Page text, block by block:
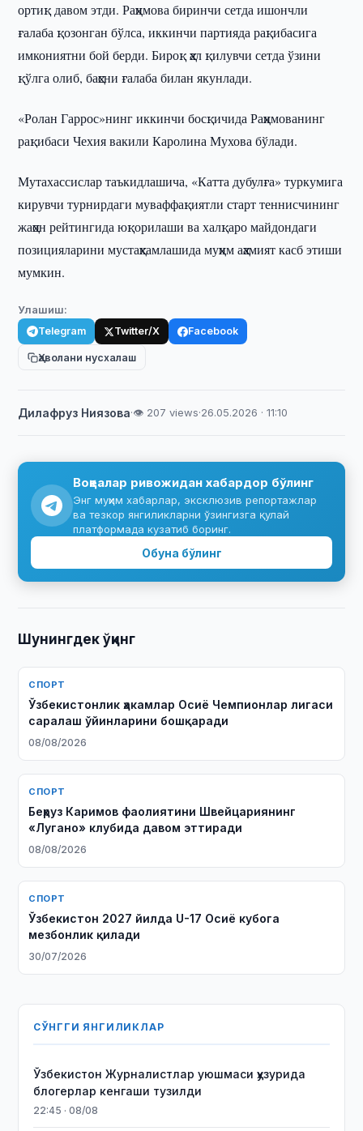
ортиқ давом этди. Раҳимова биринчи сетда ишончли
ғалаба қозонган бўлса, иккинчи партияда рақибасига
имкониятни бой берди. Бироқ ҳал қилувчи сетда ўзини
қўлга олиб, баҳсни ғалаба билан якунлади.
«Ролан Гаррос»нинг иккинчи босқичида Раҳимованинг
рақибаси Чехия вакили Каролина Мухова бўлади.
Мутахассислар таъкидлашича, «Катта дубулға» туркумига
кирувчи турнирдаги муваффақиятли старт теннисчининг
жаҳон рейтингида юқорилаши ва халқаро майдондаги
позицияларини мустаҳкамлашида муҳим аҳамият касб этиши
мумкин.
Улашиш:
Telegram Twitter/X Facebook
Ҳаволани нусхалаш
Дилафруз Ниязова·👁 207 views·26.05.2026 · 11:10
Воқеалар ривожидан хабардор бўлинг
Энг муҳим хабарлар, эксклюзив репортажлар
ва тезкор янгиликларни ўзингизга қулай
платформада кузатиб боринг.
Обуна бўлинг
Шунингдек ўқинг
СПОРТ
Ўзбекистонлик ҳакамлар Осиё Чемпионлар лигаси
саралаш ўйинларини бошқаради
08/08/2026
СПОРТ
Беҳруз Каримов фаолиятини Швейцариянинг
«Лугано» клубида давом эттиради
08/08/2026
СПОРТ
Ўзбекистон 2027 йилда U-17 Осиё кубога
мезбонлик қилади
30/07/2026
СЎНГГИ ЯНГИЛИКЛАР
Ўзбекистон Журналистлар уюшмаси ҳузурида
блогерлар кенгаши тузилди
22:45 · 08/08